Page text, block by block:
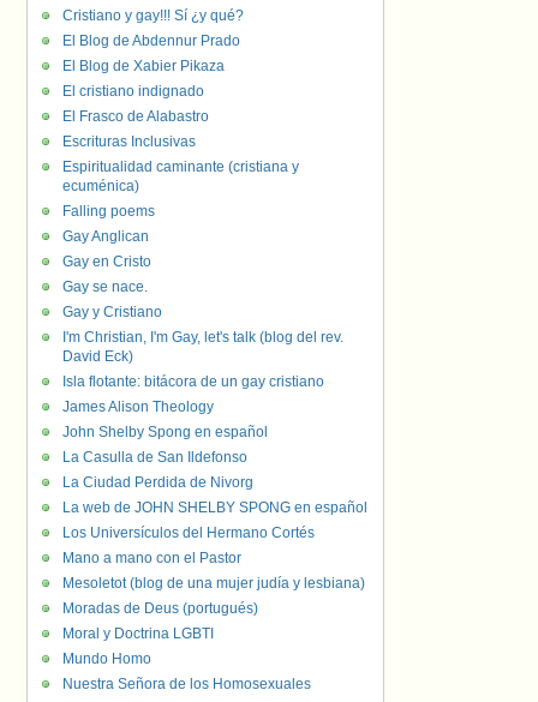
Cristiano y gay!!! Sí ¿y qué?
El Blog de Abdennur Prado
El Blog de Xabier Pikaza
El cristiano indignado
El Frasco de Alabastro
Escrituras Inclusivas
Espiritualidad caminante (cristiana y
ecuménica)
Falling poems
Gay Anglican
Gay en Cristo
Gay se nace.
Gay y Cristiano
I'm Christian, I'm Gay, let's talk (blog del rev.
David Eck)
Isla flotante: bitácora de un gay cristiano
James Alison Theology
John Shelby Spong en español
La Casulla de San Ildefonso
La Ciudad Perdida de Nivorg
La web de JOHN SHELBY SPONG en español
Los Universículos del Hermano Cortés
Mano a mano con el Pastor
Mesoletot (blog de una mujer judía y lesbiana)
Moradas de Deus (portugués)
Moral y Doctrina LGBTI
Mundo Homo
Nuestra Señora de los Homosexuales